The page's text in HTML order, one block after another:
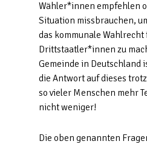
Wähler*innen empfehlen
Situation missbrauchen,
das kommunale Wahlrecht
Drittstaatler*innen zu
Gemeinde in Deutschland
die Antwort auf dieses
so vieler Menschen mehr
nicht weniger!
Die oben genannten